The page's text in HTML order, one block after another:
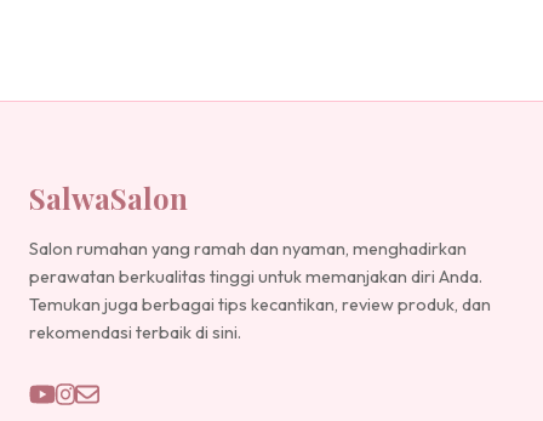
SalwaSalon
Salon rumahan yang ramah dan nyaman, menghadirkan
perawatan berkualitas tinggi untuk memanjakan diri Anda.
Temukan juga berbagai tips kecantikan, review produk, dan
rekomendasi terbaik di sini.